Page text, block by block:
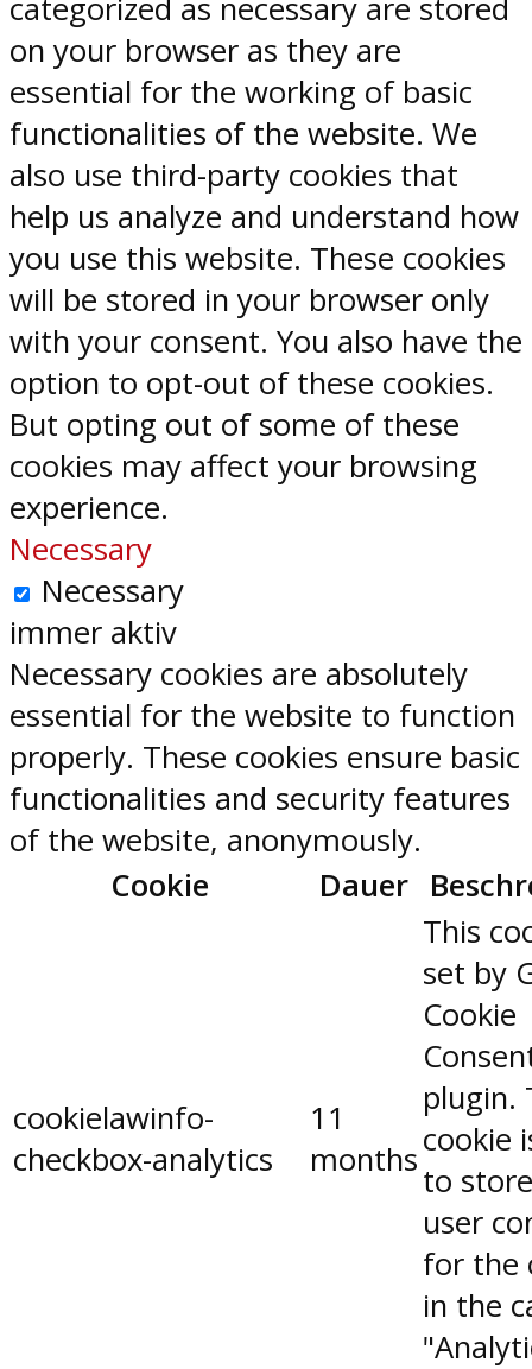
categorized as necessary are stored
on your browser as they are
essential for the working of basic
functionalities of the website. We
also use third-party cookies that
help us analyze and understand how
you use this website. These cookies
will be stored in your browser only
with your consent. You also have the
option to opt-out of these cookies.
But opting out of some of these
cookies may affect your browsing
experience.
Necessary
Necessary
immer aktiv
Necessary cookies are absolutely
essential for the website to function
properly. These cookies ensure basic
functionalities and security features
of the website, anonymously.
Cookie
Dauer
cookielawinfo-
checkbox-analytics
11
months
This
set by
Cookie
plugin.
cookie
to
user
for the
in the